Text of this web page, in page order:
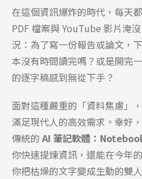
在這個資訊爆炸的時代，每天
PDF 檔案與 YouTube 影片淹
況：為了寫一份報告或論文，
本沒有時間讀完嗎？或是開完
的逐字稿感到無從下手？
面對這種嚴重的「資料焦慮」
滿足現代人的高效需求。幸好
傳統的 AI 筆記軟體：
你快速提煉資訊，還能在今年
你把枯燥的文字變成生動的雙